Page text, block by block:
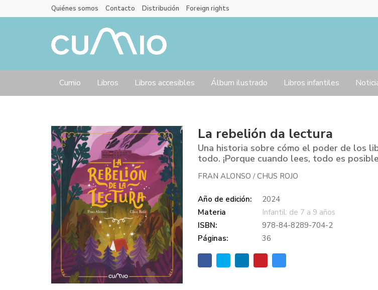
Quiénes somos Contacto Distribución Foreign rights
Cumio Libros Libros accesibles Álbum ilustrado Libros infantiles
La rebelión da lectura
Una historia sobre cómo el poder de los
todo. ¡Porque cuando lees, todo es
FRAN ALONSO/CHUS ROJO
Año de edición:
2024
Materia
Infantil: de 7 a 9 años
ISBN:
978-84-8289-704-2
Páginas:
36